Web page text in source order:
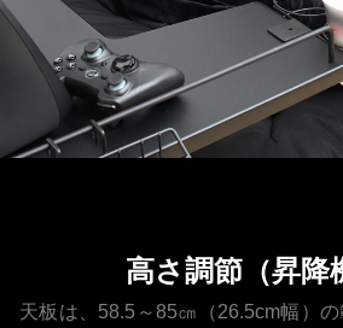
高さ調節（昇降
天板は、58.5～85㎝（26.5cm幅）の